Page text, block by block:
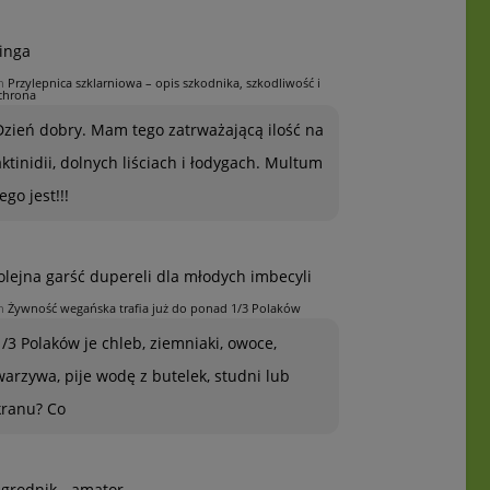
Przylepnica szklarniowa – opis szkodnika, szkodliwość i
dobry. Mam tego zatrważającą ilość na
dolnych liściach i łodygach. Multum
jest!!!
garść dupereli dla młodych imbecyli
Żywność wegańska trafia już do ponad 1/3 Polaków
3 Polaków je chleb, ziemniaki, owoce,
pije wodę z butelek, studni lub
Co